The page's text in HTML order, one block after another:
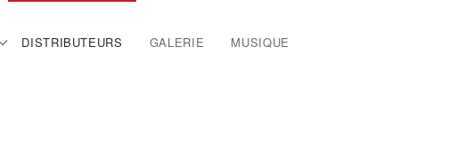
DISTRIBUTEURS GALERIE MUSIQUE